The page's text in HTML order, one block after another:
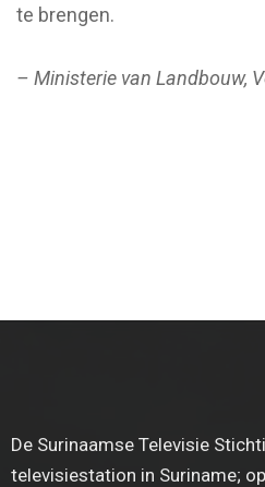
te brengen.
– Ministerie van Landbouw,
De Surinaamse Televisie
televisiestation in Suriname;